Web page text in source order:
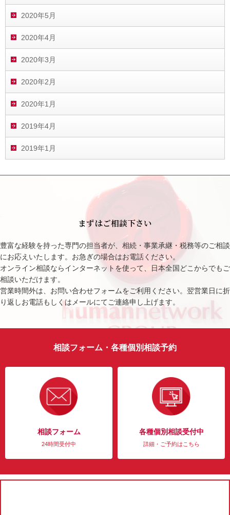
2020年5月
2020年4月
2020年3月
2020年2月
2020年1月
2019年4月
2019年1月
まずはご相談下さい
豊富な経験を持った専門の担当者が、相続・事業承継・税務等のご相談
にお応えいたします。お急ぎの場合はお電話ください。
オンライン相談ならインターネットを使って、日本全国どこからでもご
相談いただけます。
営業時間外は、お問い合わせフォームをご利用ください。翌営業日に折
り返しお電話もしくはメールにてご連絡申し上げます。
相談フォーム・各種個別相談予約
相談フォーム
24時間受付中
各種個別相談受付中
詳細・ご予約はこちら